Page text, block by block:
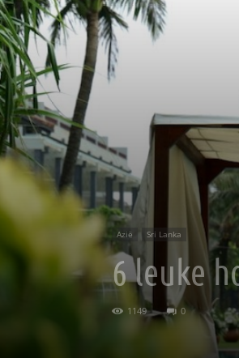
Azië Sri Lanka
6 leuke
1149 0